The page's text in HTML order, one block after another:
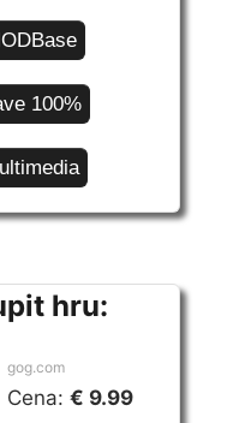
100%
hru:
gog.com
Cena: € 9.99